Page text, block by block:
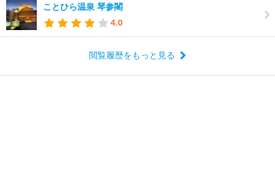
ことひら温泉 琴参閣
4.0
閲覧履歴をもっと見る